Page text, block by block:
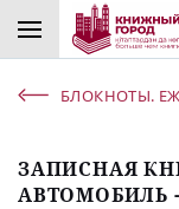
БЛОКНОТЫ.
ЗАПИСНАЯ
АВТОМОБИЛЬ